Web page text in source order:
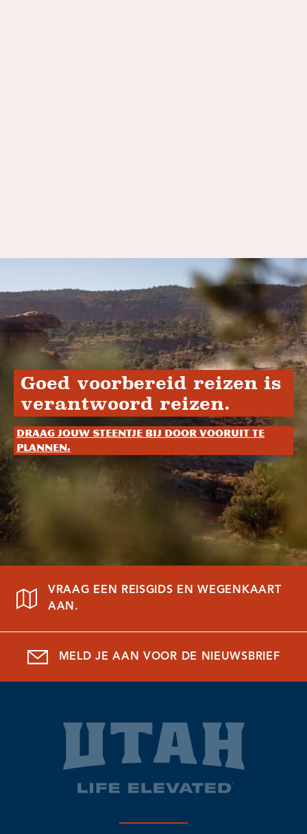
Goed voorbereid reizen is
verantwoord reizen.
Draag jouw steentje bij door vooruit te
plannen.
VRAAG EEN REISGIDS EN WEGENKAART
AAN.
MELD JE AAN VOOR DE NIEUWSBRIEF